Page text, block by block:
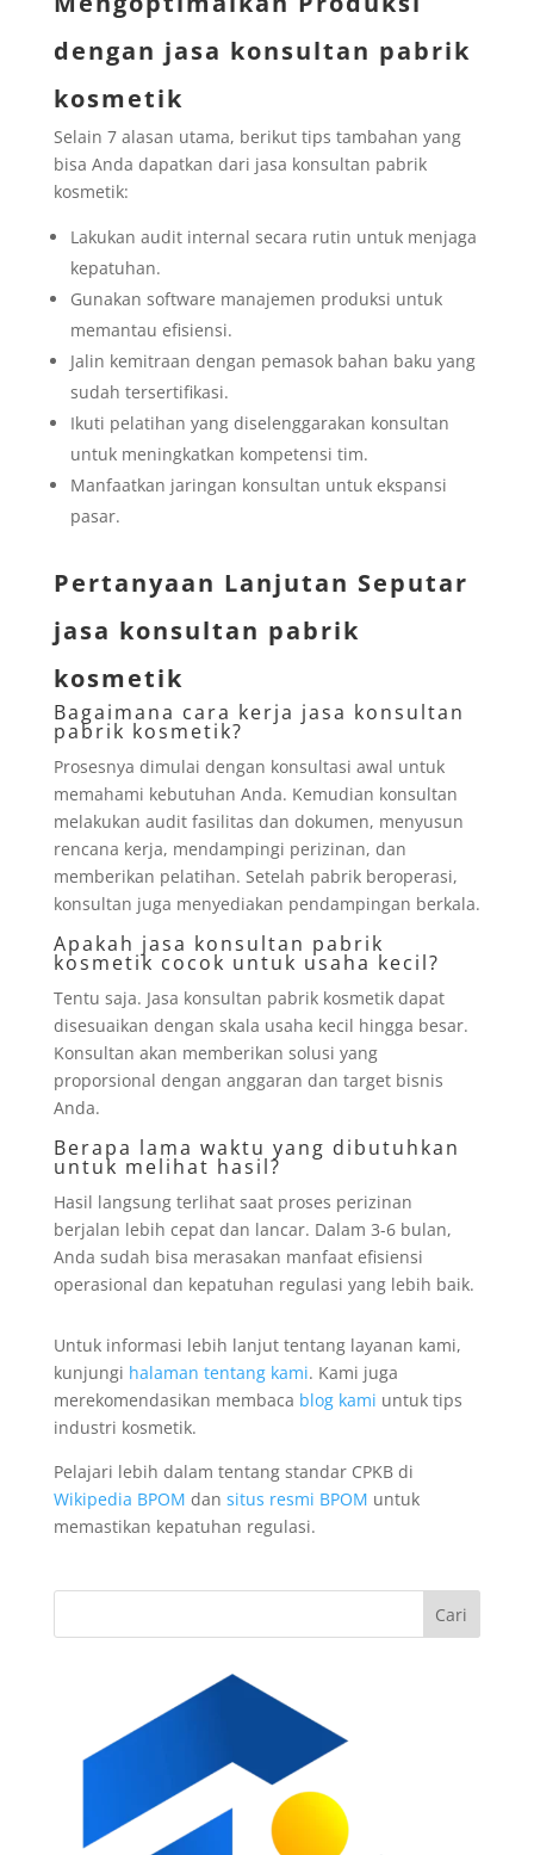
dengan jasa konsultan pabrik
kosmetik
Selain 7 alasan utama, berikut tips tambahan yang
bisa Anda dapatkan dari jasa konsultan pabrik
kosmetik:
Lakukan audit internal secara rutin untuk menjaga
kepatuhan.
Gunakan software manajemen produksi untuk
memantau efisiensi.
Jalin kemitraan dengan pemasok bahan baku yang
sudah tersertifikasi.
Ikuti pelatihan yang diselenggarakan konsultan
untuk meningkatkan kompetensi tim.
Manfaatkan jaringan konsultan untuk ekspansi
pasar.
Pertanyaan Lanjutan Seputar
jasa konsultan pabrik
kosmetik
Bagaimana cara kerja jasa konsultan
pabrik kosmetik?
Prosesnya dimulai dengan konsultasi awal untuk
memahami kebutuhan Anda. Kemudian konsultan
melakukan audit fasilitas dan dokumen, menyusun
rencana kerja, mendampingi perizinan, dan
memberikan pelatihan. Setelah pabrik beroperasi,
konsultan juga menyediakan pendampingan berkala.
Apakah jasa konsultan pabrik
kosmetik cocok untuk usaha kecil?
Tentu saja. Jasa konsultan pabrik kosmetik dapat
disesuaikan dengan skala usaha kecil hingga besar.
Konsultan akan memberikan solusi yang
proporsional dengan anggaran dan target bisnis
Anda.
Berapa lama waktu yang dibutuhkan
untuk melihat hasil?
Hasil langsung terlihat saat proses perizinan
berjalan lebih cepat dan lancar. Dalam 3-6 bulan,
Anda sudah bisa merasakan manfaat efisiensi
operasional dan kepatuhan regulasi yang lebih baik.
Untuk informasi lebih lanjut tentang layanan kami,
kunjungi halaman tentang kami. Kami juga
merekomendasikan membaca blog kami untuk tips
industri kosmetik.
Pelajari lebih dalam tentang standar CPKB di
Wikipedia BPOM dan situs resmi BPOM untuk
memastikan kepatuhan regulasi.
Cari